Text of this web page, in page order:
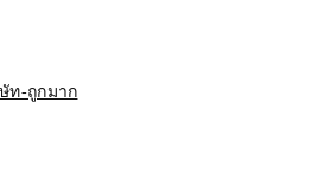
ท-ถูกมาก